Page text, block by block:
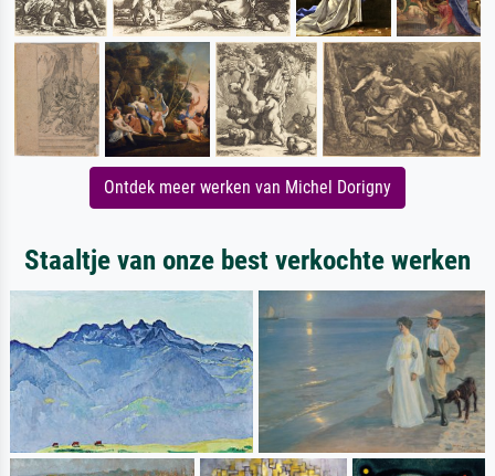
Ontdek meer werken van Michel Dorigny
Staaltje van onze best verkochte werken